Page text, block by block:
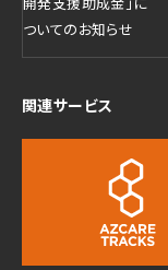
関連サービス